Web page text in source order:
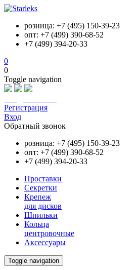
розница: +7 (495) 150-39-23
опт: +7 (499) 390-68-52
+7 (499) 394-20-33
0
0
Toggle navigation
Регистрация
Вход
Обратный звонок
розница: +7 (495) 150-39-23
опт: +7 (499) 390-68-52
+7 (499) 394-20-33
Проставки
Секретки
Крепеж
для дисков
Шпильки
Кольца
центровочные
Аксессуары
Toggle navigation